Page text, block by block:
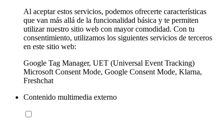
Al aceptar estos servicios, podemos ofrecerte características
que van más allá de la funcionalidad básica y te permiten
utilizar nuestro sitio web con mayor comodidad. Con tu
consentimiento, utilizamos los siguientes servicios de terceros
en este sitio web:
Google Tag Manager, UET (Universal Event Tracking)
Microsoft Consent Mode, Google Consent Mode, Klarna,
Freshchat
Contenido multimedia externo